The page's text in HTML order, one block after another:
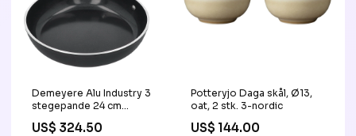
Demeyere Alu Industry 3
stegepande 24 cm
KitchenOne.dk
US$ 324.50
Potteryjo Daga skål, Ø13,
oat, 2 stk. 3-nordic
US$ 144.00